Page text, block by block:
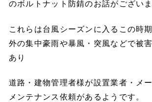
のボルトナット防錆のお話がございま
これらは台風シーズンに入るこの時
外の集中豪雨や暴風・突風などで被
あり
道路・建物管理者様が設置業者・メ
メンテナンス依頼があるようです。